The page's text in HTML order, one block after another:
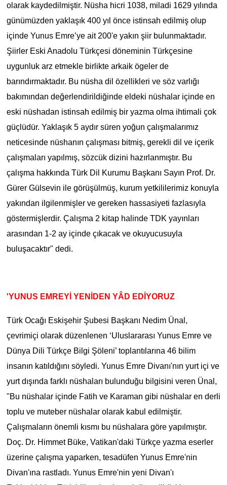
olarak kaydedilmiştir. Nüsha hicri 1038, miladi 1629 yılında
günümüzden yaklaşık 400 yıl önce istinsah edilmiş olup
içinde Yunus Emre’ye ait 200'e yakın şiir bulunmaktadır.
Şiirler Eski Anadolu Türkçesi döneminin Türkçesine
uygunluk arz etmekle birlikte arkaik ögeler de
barındırmaktadır. Bu nüsha dil özellikleri ve söz varlığı
bakımından değerlendirildiğinde eldeki nüshalar içinde en
eski nüshadan istinsah edilmiş bir yazma olma ihtimali çok
güçlüdür. Yaklaşık 5 aydır süren yoğun çalışmalarımız
neticesinde nüshanın çalışması bitmiş, gerekli dil ve içerik
çalışmaları yapılmış, sözcük dizini hazırlanmıştır. Bu
çalışma hakkında Türk Dil Kurumu Başkanı Sayın Prof. Dr.
Gürer Gülsevin ile görüşülmüş, kurum yetkililerimiz konuyla
yakından ilgilenmişler ve gereken hassasiyeti fazlasıyla
göstermişlerdir. Çalışma 2 kitap halinde TDK yayınları
arasından 1-2 ay içinde çıkacak ve okuyucusuyla
buluşacaktır" dedi.
'YUNUS EMREYİ YENİDEN YÂD EDİYORUZ
Türk Ocağı Eskişehir Şubesi Başkanı Nedim Ünal,
çevrimiçi olarak düzenlenen ‘Uluslararası Yunus Emre ve
Dünya Dili Türkçe Bilgi Şöleni’ toplantılarına 46 bilim
insanın katıldığını söyledi. Yunus Emre Divanı'nın yurt içi ve
yurt dışında farklı nüshaları bulunduğu bilgisini veren Ünal,
"Bu nüshalar içinde Fatih ve Karaman gibi nüshalar en derli
toplu ve muteber nüshalar olarak kabul edilmiştir.
Çalışmaların önemli kısmı bu nüshalara göre yapılmıştır.
Doç. Dr. Himmet Büke, Vatikan'daki Türkçe yazma eserler
üzerine çalışma yaparken, tesadüfen Yunus Emre'nin
Divan'ına rastladı. Yunus Emre'nin yeni Divan'ı